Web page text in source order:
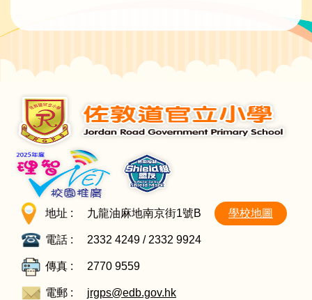
地址 : 九龍油麻地南京街1號B 學校地圖
電話 : 2332 4249 / 2332 9924
傳真 : 2770 9559
電郵 : jrgps@edb.gov.hk